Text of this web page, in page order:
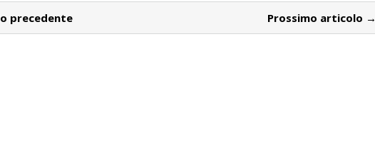
precedente Prossimo articolo →